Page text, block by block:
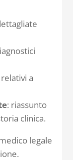
a
: riassunto
clinica.
legale